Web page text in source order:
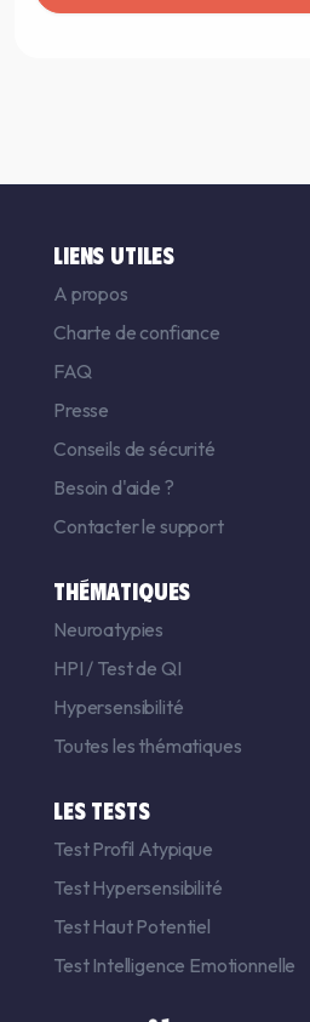
LIENS UTILES
A propos
Charte de confiance
FAQ
Presse
Conseils de sécurité
Besoin d'aide ?
Contacter le support
THÉMATIQUES
Neuroatypies
HPI / Test de QI
Hypersensibilité
Toutes les thématiques
LES TESTS
Test Profil Atypique
Test Hypersensibilité
Test Haut Potentiel
Test Intelligence Emotionnelle